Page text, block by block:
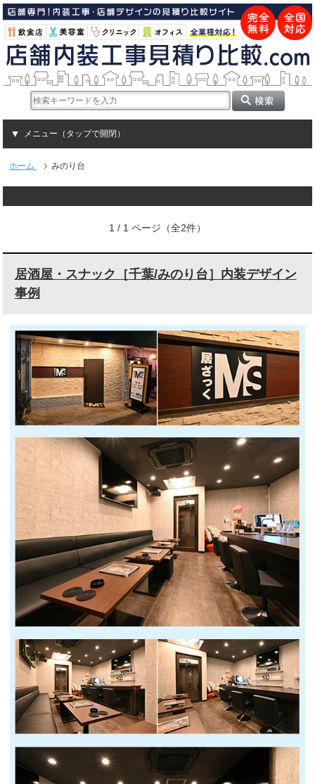
メニュー（タップで開閉）
ホーム みのり台
1 / 1 ページ（全2件）
居酒屋・スナック［千葉/みのり台］内装デザイン
事例